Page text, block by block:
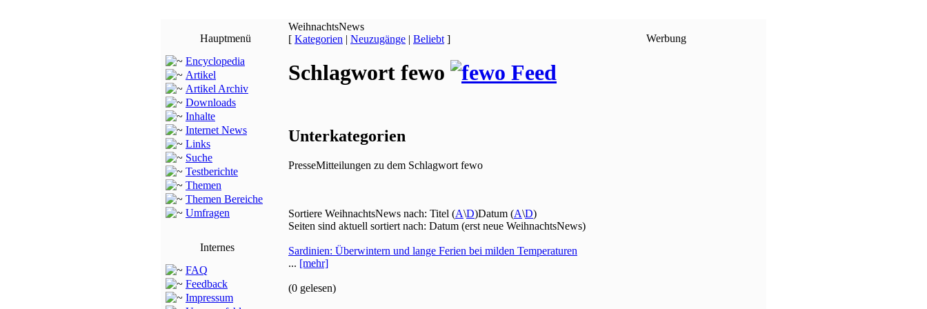
Hauptmenü
Encyclopedia
Artikel
Artikel Archiv
Downloads
Inhalte
Internet News
Links
Suche
Testberichte
Themen
Themen Bereiche
Umfragen
Internes
FAQ
Feedback
Impressum
WeihnachtsNews
[ Kategorien | Neuzugänge | Beliebt ]
Schlagwort fewo
Unterkategorien
PresseMitteilungen zu dem Schlagwort fewo
Sortiere WeihnachtsNews nach: Titel (A\D)Datum (A\D)
Seiten sind aktuell sortiert nach: Datum (erst neue WeihnachtsNews)
Sardinien: Überwintern und lange Ferien bei milden Temperaturen
... [mehr]
(0 gelesen)
Werbung